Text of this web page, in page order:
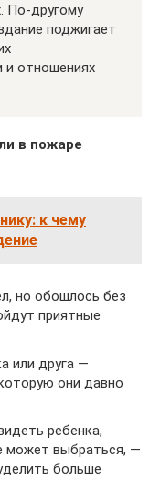
По-другому
поджигает
и отношениях
в пожаре
к чему
но обошлось без
приятные
или друга —
они давно
ребенка,
может выбраться, —
больше